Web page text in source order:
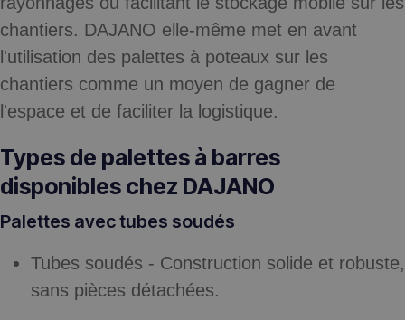
chantiers. DAJANO elle-même met en avant
l'utilisation des palettes à poteaux sur les
chantiers comme un moyen de gagner de
l'espace et de faciliter la logistique.
Types de palettes à barres
disponibles chez DAJANO
Palettes avec tubes soudés
Tubes soudés - Construction solide et robuste,
sans pièces détachées.